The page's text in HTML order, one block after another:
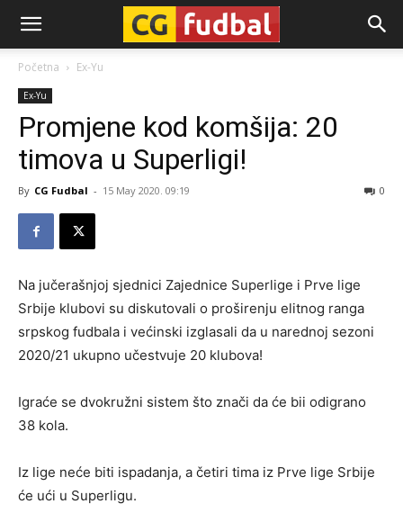
CG-
Fudbal
Početna Ex-Yu
Ex-Yu
Promjene kod komšija: 20
timova u Superligi!
By CG Fudbal - 15 May 2020. 09:19 0
Na jučerašnjoj sjednici Zajednice Superlige i Prve lige
Srbije klubovi su diskutovali o proširenju elitnog ranga
srpskog fudbala i većinski izglasali da u narednoj sezoni
2020/21 ukupno učestvuje 20 klubova!
Igraće se dvokružni sistem što znači da će bii odigrano
38 kola.
Iz lige neće biti ispadanja, a četiri tima iz Prve lige Srbije
će ući u Superligu.